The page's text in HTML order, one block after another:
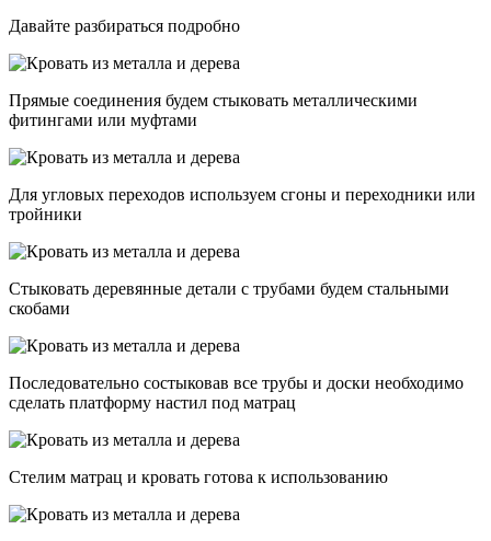
Давайте разбираться подробно
Прямые соединения будем стыковать металлическими
фитингами или муфтами
Для угловых переходов используем сгоны и переходники или
тройники
Стыковать деревянные детали с трубами будем стальными
скобами
Последовательно состыковав все трубы и доски необходимо
сделать платформу настил под матрац
Стелим матрац и кровать готова к использованию